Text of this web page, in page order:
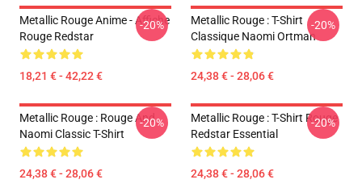
Metallic Rouge Anime - Affiche
Rouge Redstar
18,21 € - 42,22 €
-20%
Metallic Rouge : T-Shirt
Classique Naomi Ortman
24,38 € - 28,06 €
-20%
Metallic Rouge : Rouge And
Naomi Classic T-Shirt
24,38 € - 28,06 €
-20%
Metallic Rouge : T-Shirt Rouge
Redstar Essential
24,38 € - 28,06 €
-20%